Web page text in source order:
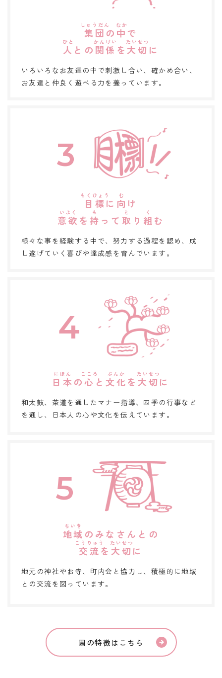
集団 の 中で
人 との 関係 を 大切 に
いろいろなお友達の中で刺激し合い、確かめ合い、
お友達と仲良く遊べる力を養っています。
3
目標 に 向 け
意欲 を 持 って 取 り 組 む
様々な事を経験する中で、努力する過程を認め、成
し遂げていく喜びや達成感を育んでいます。
4
日本の心 と 文化を 大切 に
和太鼓、茶道を通したマナー指導、四季の行事など
を通し、日本人の心や文化を伝えています。
5
地域 のみなさんとの
交流を 大切 に
地元の神社やお寺、町内会と協力し、積極的に地域
との交流を図っています。
園の特徴はこちら